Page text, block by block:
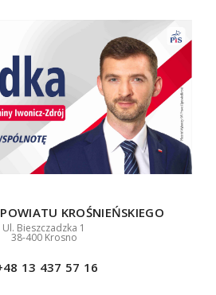
KROŚNIEŃSKIEGO
Ul. Bieszczadzka 1
38-400 Krosno
13 437 57 16